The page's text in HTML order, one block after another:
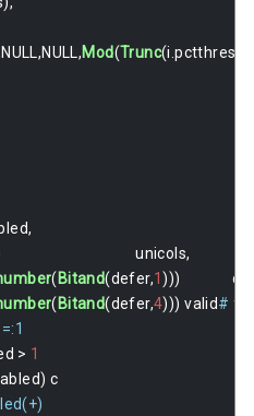
NULL,NULL,Mod(Trunc(i .pctthres$
,
unicols,
(Bitand(defer,1)))
(Bitand(defer,4))) valid# f
=:1
> 1
) c
(+)